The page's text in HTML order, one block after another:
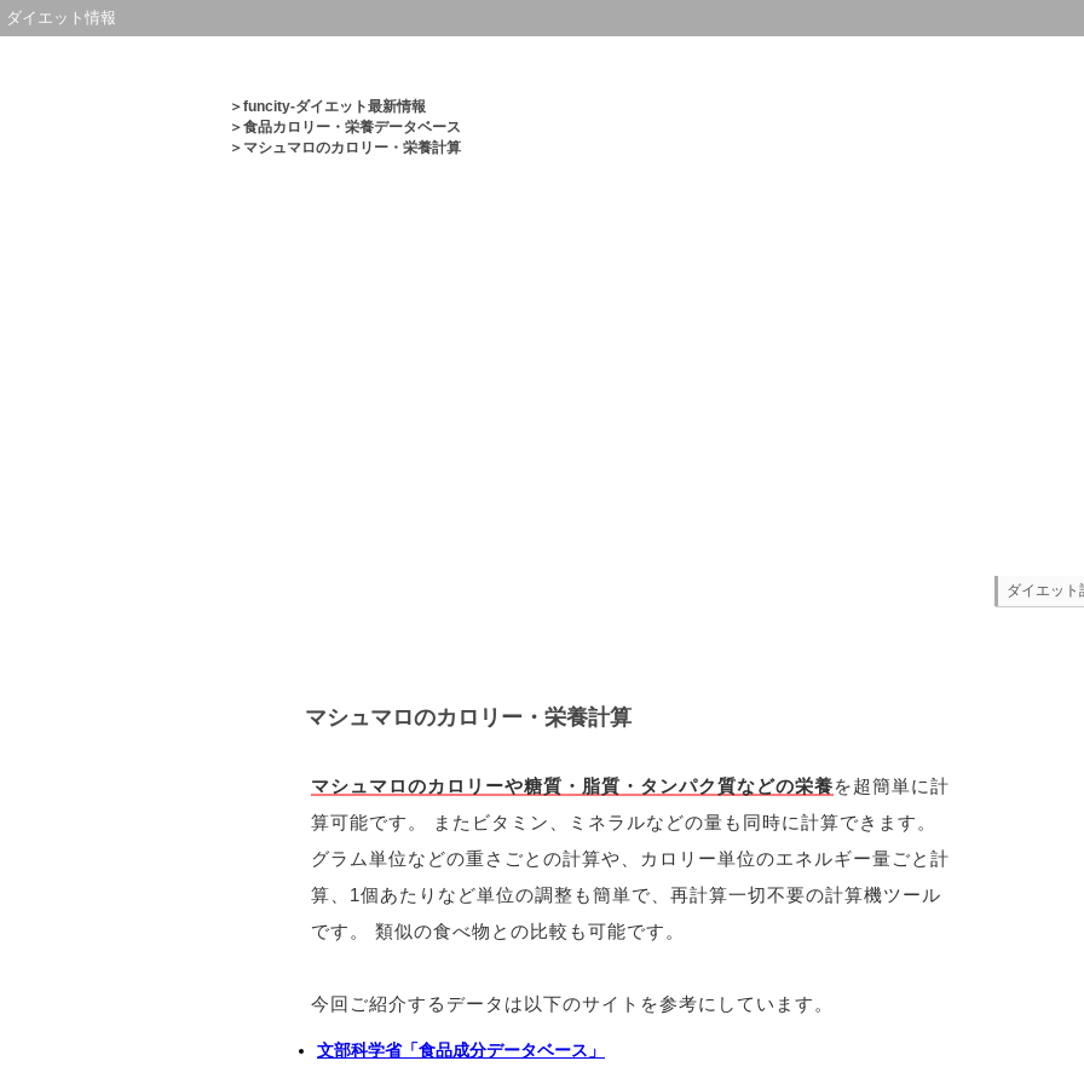
ダイエット情報
＞funcity-ダイエット最新情報
＞食品カロリー・栄養データベース
＞マシュマロのカロリー・栄養計算
マシュマロのカロリー・栄養計算
マシュマロのカロリーや糖質・脂質・タンパク質などの栄養を超簡単に計
算可能です。 またビタミン、ミネラルなどの量も同時に計算できます。
グラム単位などの重さごとの計算や、カロリー単位のエネルギー量ごと計
算、1個あたりなど単位の調整も簡単で、再計算一切不要の計算機ツール
です。 類似の食べ物との比較も可能です。
今回ご紹介するデータは以下のサイトを参考にしています。
文部科学省「食品成分データベース」
ダイエット